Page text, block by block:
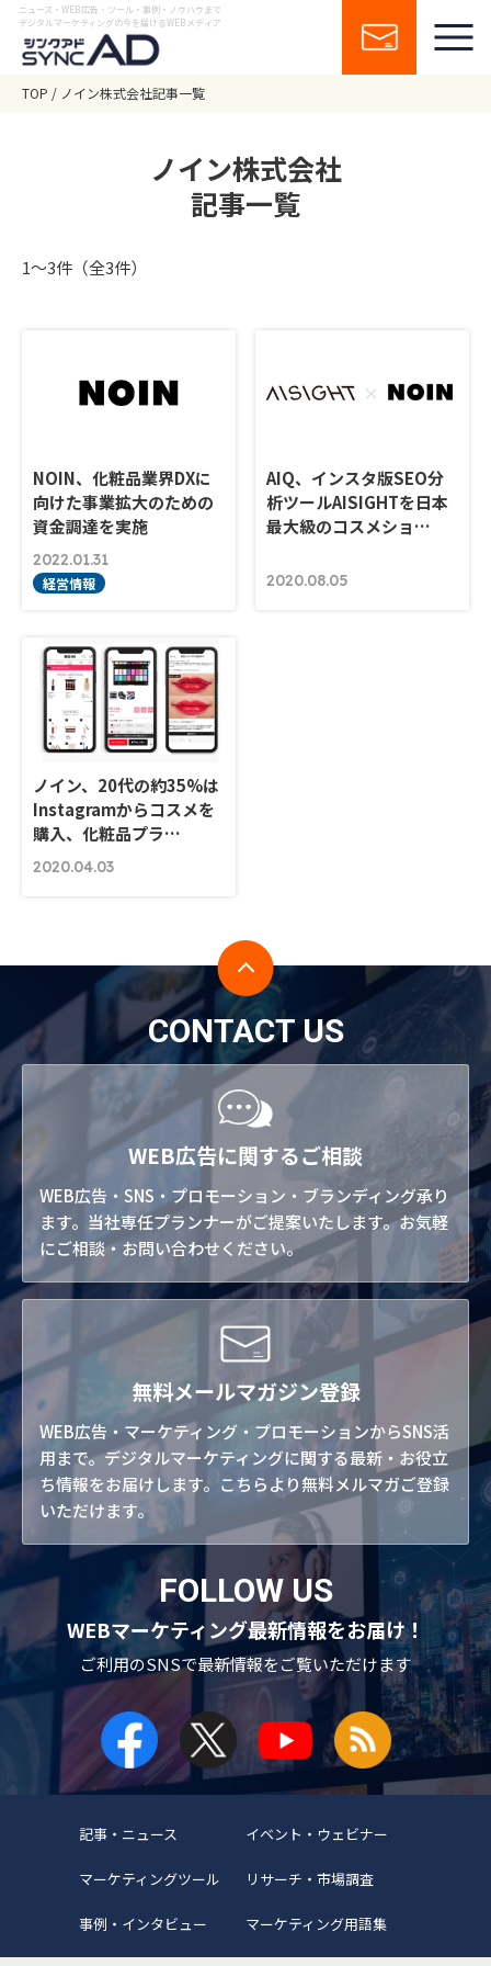
ニュース・WEB広告・ツール・事例・ノウハウまで
デジタルマーケティングの今を届けるWEBメディア
TOP ノイン株式会社記事一覧
ノイン株式会社
記事一覧
1〜3件（全3件）
NOIN、化粧品業界DXに
向けた事業拡大のための
資金調達を実施
2022.01.31
経営情報
AIQ、インスタ版SEO分
析ツールAISIGHTを日本
最大級のコスメショ…
2020.08.05
ノイン、20代の約35%は
Instagramからコスメを
購入、化粧品プラ…
2020.04.03
CONTACT US
WEB広告に関するご相談
WEB広告・SNS・プロモーション・ブランディング承り
ます。当社専任プランナーがご提案いたします。お気軽
にご相談・お問い合わせください。
無料メールマガジン登録
WEB広告・マーケティング・プロモーションからSNS活
用まで。デジタルマーケティングに関する最新・お役立
ち情報をお届けします。こちらより無料メルマガご登録
いただけます。
FOLLOW US
WEBマーケティング最新情報をお届け！
ご利用のSNSで最新情報をご覧いただけます
記事・ニュース イベント・ウェビナー
マーケティングツール リサーチ・市場調査
事例・インタビュー マーケティング用語集